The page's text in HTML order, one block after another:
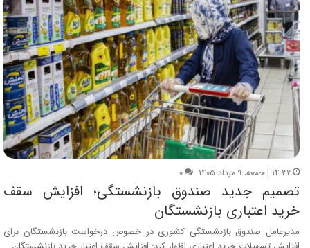
۱۴:۳۲ | جمعه، ۹ مرداد ۱۴۰۵ ۰
تصمیم جدید صندوق بازنشستگی؛ افزایش سقف
خرید اعتباری بازنشستگان
مدیرعامل صندوق بازنشستگی کشوری در خصوص درخواست بازنشستگان برای